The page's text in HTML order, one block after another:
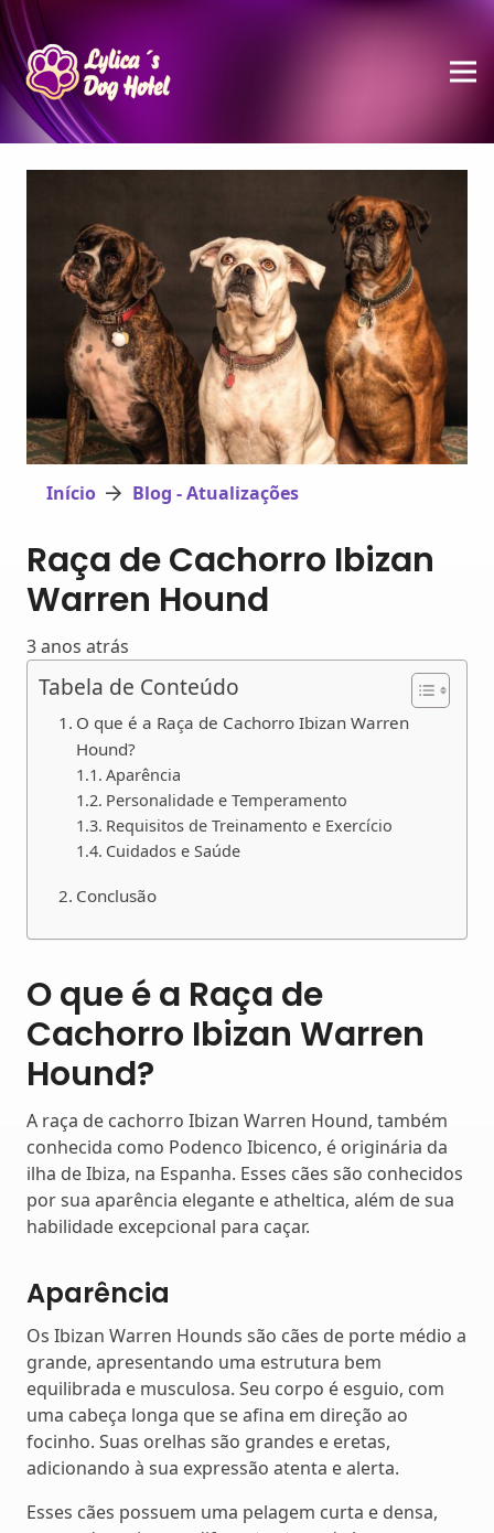
Início Blog - Atualizações
Raça de Cachorro Ibizan
Warren Hound
3 anos atrás
Tabela de Conteúdo
O que é a Raça de Cachorro Ibizan Warren
Hound?
Aparência
Personalidade e Temperamento
Requisitos de Treinamento e Exercício
Cuidados e Saúde
Conclusão
O que é a Raça de
Cachorro Ibizan Warren
Hound?
A raça de cachorro Ibizan Warren Hound, também
conhecida como Podenco Ibicenco, é originária da
ilha de Ibiza, na Espanha. Esses cães são conhecidos
por sua aparência elegante e atheltica, além de sua
habilidade excepcional para caçar.
Aparência
Os Ibizan Warren Hounds são cães de porte médio a
grande, apresentando uma estrutura bem
equilibrada e musculosa. Seu corpo é esguio, com
uma cabeça longa que se afina em direção ao
focinho. Suas orelhas são grandes e eretas,
adicionando à sua expressão atenta e alerta.
Esses cães possuem uma pelagem curta e densa,